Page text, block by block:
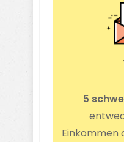
5
Einkommen